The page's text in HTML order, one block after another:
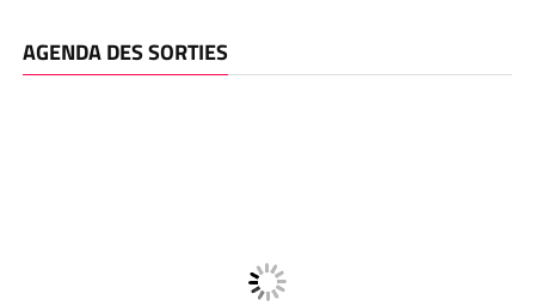
AGENDA DES SORTIES